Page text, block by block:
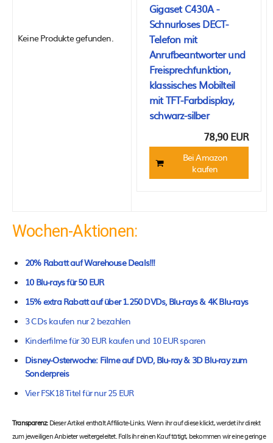
Keine Produkte gefunden.
Gigaset C430A -
Schnurloses DECT-
Telefon mit
Anrufbeantworter und
Freisprechfunktion,
klassisches Mobilteil
mit TFT-Farbdisplay,
schwarz-silber
78,90 EUR
Bei Amazon
kaufen
Wochen-Aktionen:
20% Rabatt auf Warehouse Deals!!!
10 Blu-rays für 50 EUR
15% extra Rabatt auf über 1.250 DVDs, Blu-rays & 4K Blu-rays
3 CDs kaufen nur 2 bezahlen
Kinderfilme für 30 EUR kaufen und 10 EUR sparen
Disney-Osterwoche: Filme auf DVD, Blu-ray & 3D Blu-ray zum
Sonderpreis
Vier FSK18 Titel für nur 25 EUR
Transparenz:Dieser Artikel enthält Affiliate-Links. Wenn ihr auf diese klickt, werdet ihr direkt
zum jeweiligen Anbieter weitergeleitet. Falls ihr einen Kauf tätigt, bekommen wir eine geringe